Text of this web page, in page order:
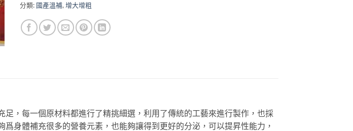
分類: 國產溫補, 增大增粗
，每一個原材料都進行了精挑細選，利用了傳統的工藝來進行製作，也採
身體補充很多的營養元素，也能夠讓得到更好的分泌，可以提昇性能力，